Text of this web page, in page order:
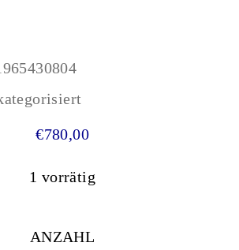
€780,00
1 vorrätig
ANZAHL
0.36-CARAT ROUND